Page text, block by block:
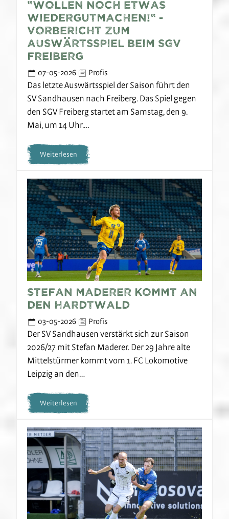
“Wollen noch etwas
wiedergutmachen!“ -
Vorbericht zum
Auswärtsspiel beim SGV
Freiberg
07-05-2026 Profis
Das letzte Auswärtsspiel der Saison führt den
SV Sandhausen nach Freiberg. Das Spiel gegen
den SGV Freiberg startet am Samstag, den 9.
Mai, um 14 Uhr.…
Weiterlesen
Stefan Maderer kommt an
den Hardtwald
03-05-2026 Profis
Der SV Sandhausen verstärkt sich zur Saison
2026/27 mit Stefan Maderer. Der 29 Jahre alte
Mittelstürmer kommt vom 1. FC Lokomotive
Leipzig an den…
Weiterlesen